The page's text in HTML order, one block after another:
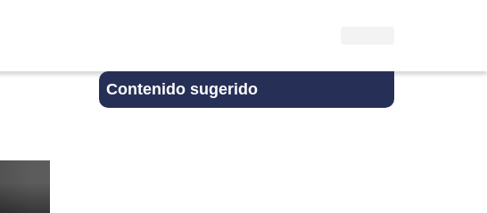
Contenido sugerido